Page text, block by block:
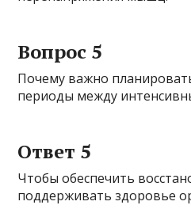
Вопрос 5
Почему важно
периоды между
Ответ 5
Чтобы обеспечить
поддерживать здоровье